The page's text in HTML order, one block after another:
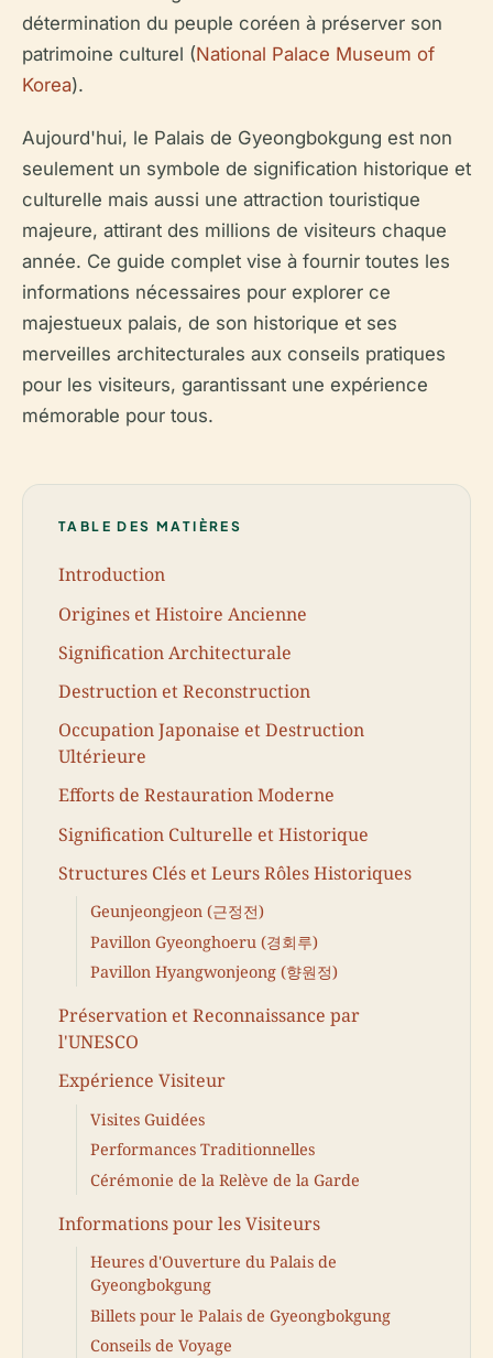
détermination du peuple coréen à préserver son
patrimoine culturel (National Palace Museum of
Korea).
Aujourd'hui, le Palais de Gyeongbokgung est non
seulement un symbole de signification historique et
culturelle mais aussi une attraction touristique
majeure, attirant des millions de visiteurs chaque
année. Ce guide complet vise à fournir toutes les
informations nécessaires pour explorer ce
majestueux palais, de son historique et ses
merveilles architecturales aux conseils pratiques
pour les visiteurs, garantissant une expérience
mémorable pour tous.
TABLE DES MATIÈRES
Introduction
Origines et Histoire Ancienne
Signification Architecturale
Destruction et Reconstruction
Occupation Japonaise et Destruction
Ultérieure
Efforts de Restauration Moderne
Signification Culturelle et Historique
Structures Clés et Leurs Rôles Historiques
Geunjeongjeon (근정전)
Pavillon Gyeonghoeru (경회루)
Pavillon Hyangwonjeong (향원정)
Préservation et Reconnaissance par
l'UNESCO
Expérience Visiteur
Visites Guidées
Performances Traditionnelles
Cérémonie de la Relève de la Garde
Informations pour les Visiteurs
Heures d'Ouverture du Palais de
Gyeongbokgung
Billets pour le Palais de Gyeongbokgung
Conseils de Voyage